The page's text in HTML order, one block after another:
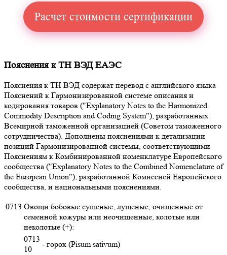
Расчет стоимости сертификации
Пояснения к ТН ВЭД ЕАЭС
Пояснения к ТН ВЭД содержат перевод с английского языка
Пояснений к Гармонизированной системе описания и
кодирования товаров ("Explanatory Notes to the Harmonized
Commodity Description and Coding System"), разработанных
Всемирной таможенной организацией (Советом таможенного
сотрудничества). Дополнены пояснениями к детализации
позиций Гармонизированной системы, соответствующими
Пояснениям к Комбинированной номенклатуре Европейского
сообщества ("Explanatory Notes to the Combined Nomenclature of
the European Union"), разработанной Комиссией Европейского
сообщества, и национальными пояснениями.
0713 Овощи бобовые сушеные, лущеные, очищенные от
семенной кожуры или неочищенные, колотые или
неколотые (+):
0713
10
- горох (Pisum sativum)